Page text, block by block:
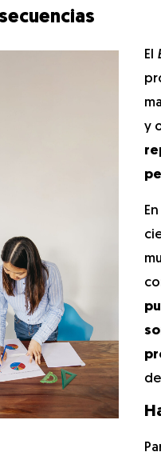
El
y